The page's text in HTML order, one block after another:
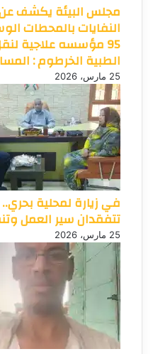
مجلس البيئة يكشف
النفايات بالمحطات
95 مؤسسه علاجية
الطبية الخرطوم :
25 مارس، 2026
في زيارة لمحلية
تتفقدان سير العمل
25 مارس، 2026